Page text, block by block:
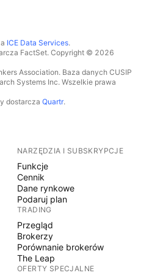
ICE Data Services.
FactSet. Copyright © 2026
Association. Baza danych CUSIP
Systems Inc. Wszelkie prawa
dostarcza Quartr.
NARZĘDZIA I SUBSKRYPCJE
Funkcje
Cennik
Dane rynkowe
Podaruj plan
TRADING
Przegląd
Brokerzy
Porównanie brokerów
The Leap
OFERTY SPECJALNE